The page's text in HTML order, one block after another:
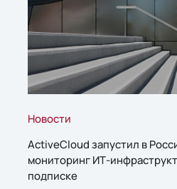
Новости
ActiveCloud запустил в
мониторинг ИТ-
подписке